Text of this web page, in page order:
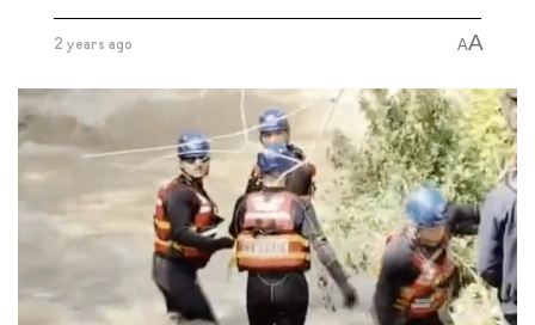
2 years ago AA